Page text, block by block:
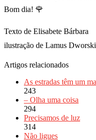
Bom dia! 🌹
Texto de Elisabete Bárbara
ilustração de Lamus Dworski
Artigos relacionados
As estradas têm um
243
– Olha uma coisa
294
Precisamos de luz
314
Não ligues